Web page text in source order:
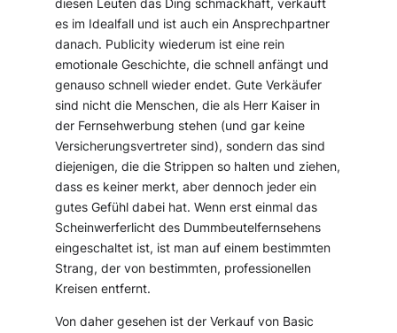
diesen Leuten das Ding schmackhaft, verkauft
es im Idealfall und ist auch ein Ansprechpartner
danach. Publicity wiederum ist eine rein
emotionale Geschichte, die schnell anfängt und
genauso schnell wieder endet. Gute Verkäufer
sind nicht die Menschen, die als Herr Kaiser in
der Fernsehwerbung stehen (und gar keine
Versicherungsvertreter sind), sondern das sind
diejenigen, die die Strippen so halten und ziehen,
dass es keiner merkt, aber dennoch jeder ein
gutes Gefühl dabei hat. Wenn erst einmal das
Scheinwerferlicht des Dummbeutelfernsehens
eingeschaltet ist, ist man auf einem bestimmten
Strang, der von bestimmten, professionellen
Kreisen entfernt.
Von daher gesehen ist der Verkauf von Basic